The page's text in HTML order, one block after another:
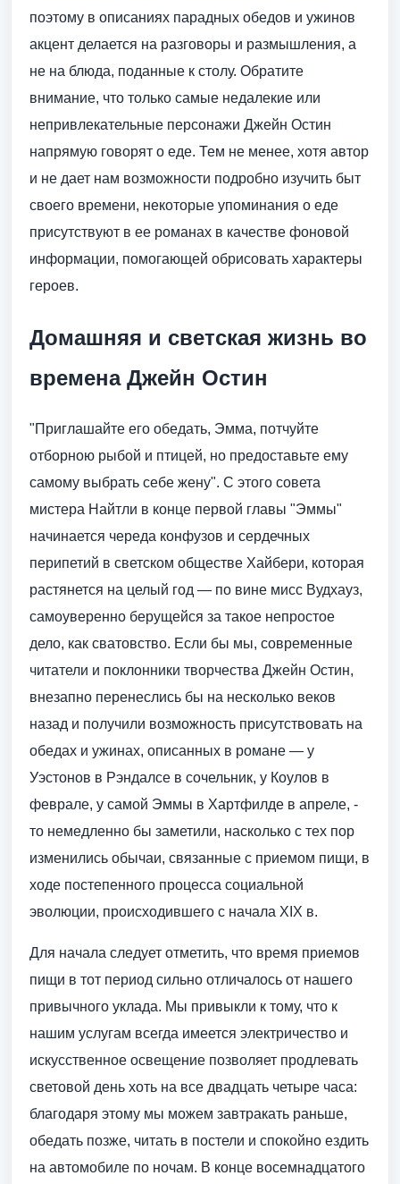
поэтому в описаниях парадных обедов и ужинов
акцент делается на разговоры и размышления, а
не на блюда, поданные к столу. Обратите
внимание, что только самые недалекие или
непривлекательные персонажи Джейн Остин
напрямую говорят о еде. Тем не менее, хотя автор
и не дает нам возможности подробно изучить быт
своего времени, некоторые упоминания о еде
присутствуют в ее романах в качестве фоновой
информации, помогающей обрисовать характеры
героев.
Домашняя и светская жизнь во
времена Джейн Остин
"Приглашайте его обедать, Эмма, потчуйте
отборною рыбой и птицей, но предоставьте ему
самому выбрать себе жену". С этого совета
мистера Найтли в конце первой главы "Эммы"
начинается череда конфузов и сердечных
перипетий в светском обществе Хайбери, которая
растянется на целый год — по вине мисс Вудхауз,
самоуверенно берущейся за такое непростое
дело, как сватовство. Если бы мы, современные
читатели и поклонники творчества Джейн Остин,
внезапно перенеслись бы на несколько веков
назад и получили возможность присутствовать на
обедах и ужинах, описанных в романе — у
Уэстонов в Рэндалсе в сочельник, у Коулов в
феврале, у самой Эммы в Хартфилде в апреле, -
то немедленно бы заметили, насколько с тех пор
изменились обычаи, связанные с приемом пищи, в
ходе постепенного процесса социальной
эволюции, происходившего с начала XIX в.
Для начала следует отметить, что время приемов
пищи в тот период сильно отличалось от нашего
привычного уклада. Мы привыкли к тому, что к
нашим услугам всегда имеется электричество и
искусственное освещение позволяет продлевать
световой день хоть на все двадцать четыре часа:
благодаря этому мы можем завтракать раньше,
обедать позже, читать в постели и спокойно ездить
на автомобиле по ночам. В конце восемнадцатого